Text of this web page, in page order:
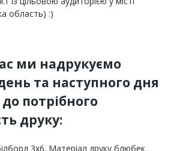
область) :)
ми надрукуємо
та наступного дня
потрібного
друку:
3х6. Матеріал друку блюбек